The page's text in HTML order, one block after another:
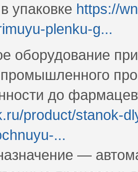
упаковке https://
plenku-g...
оборудование
до
product/stanok-
...
—